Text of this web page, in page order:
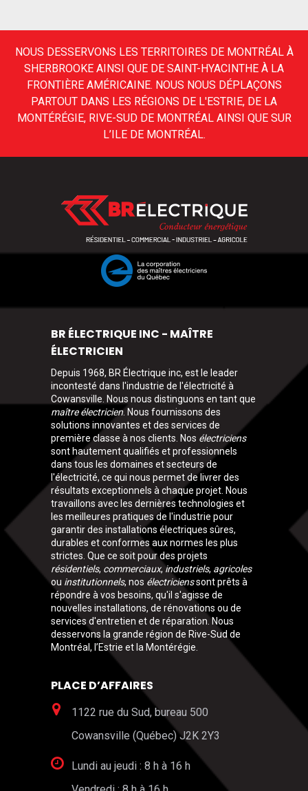
NOUS DESSERVONS LES TERRITOIRES DE MONTRÉAL À
SHERBROOKE AINSI QUE DE SAINT-HYACINTHE À LA
FRONTIÈRE AMÉRICAINE. NOUS NOUS DÉPLAÇONS
PARTOUT DANS LES RÉGIONS DE L'ESTRIE, DE LA
MONTÉRÉGIE, RIVE-SUD DE MONTRÉAL AINSI QUE SUR
L’ILE DE MONTRÉAL.
BR ÉLECTRIQUE INC - MAÎTRE
ÉLECTRICIEN
Depuis 1968, BR Électrique inc, est le leader
incontesté dans l'industrie de l'électricité à
Cowansville. Nous nous distinguons en tant que
maître électricien. Nous fournissons des
solutions innovantes et des services de
première classe à nos clients. Nos électriciens
sont hautement qualifiés et professionnels
dans tous les domaines et secteurs de
l'électricité, ce qui nous permet de livrer des
résultats exceptionnels à chaque projet. Nous
travaillons avec les dernières technologies et
les meilleures pratiques de l'industrie pour
garantir des installations électriques sûres,
durables et conformes aux normes les plus
strictes. Que ce soit pour des projets
résidentiels, commerciaux, industriels, agricoles
ou institutionnels, nos électricienssont prêts à
répondre à vos besoins, qu'il s'agisse de
nouvelles installations, de rénovations ou de
services d'entretien et de réparation. Nous
desservons la grande région de Rive-Sud de
Montréal, l’Estrie et la Montérégie.
PLACE D’AFFAIRES
1122 rue du Sud, bureau 500
Cowansville (Québec) J2K 2Y3
Lundi au jeudi : 8 h à 16 h